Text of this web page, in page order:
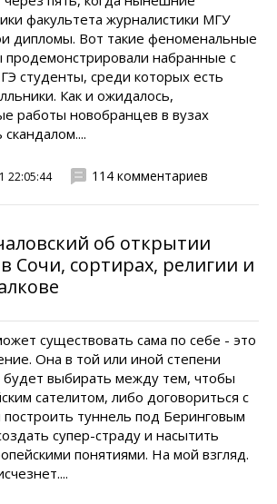
факультета журналистики МГУ
дипломы. Вот такие феноменальные
продемонстрировали набранные с
студенты, среди которых есть
Как и ожидалось,
работы новобранцев в вузах
22:05:44 114 комментариев
об открытии
Сочи, сортирах, религии и
существовать сама по себе - это
Она в той или иной степени
выбирать между тем, чтобы
сателитом, либо договориться с
туннель под Беринговым
супер-страду и насытить
понятиями. На мой взгляд.